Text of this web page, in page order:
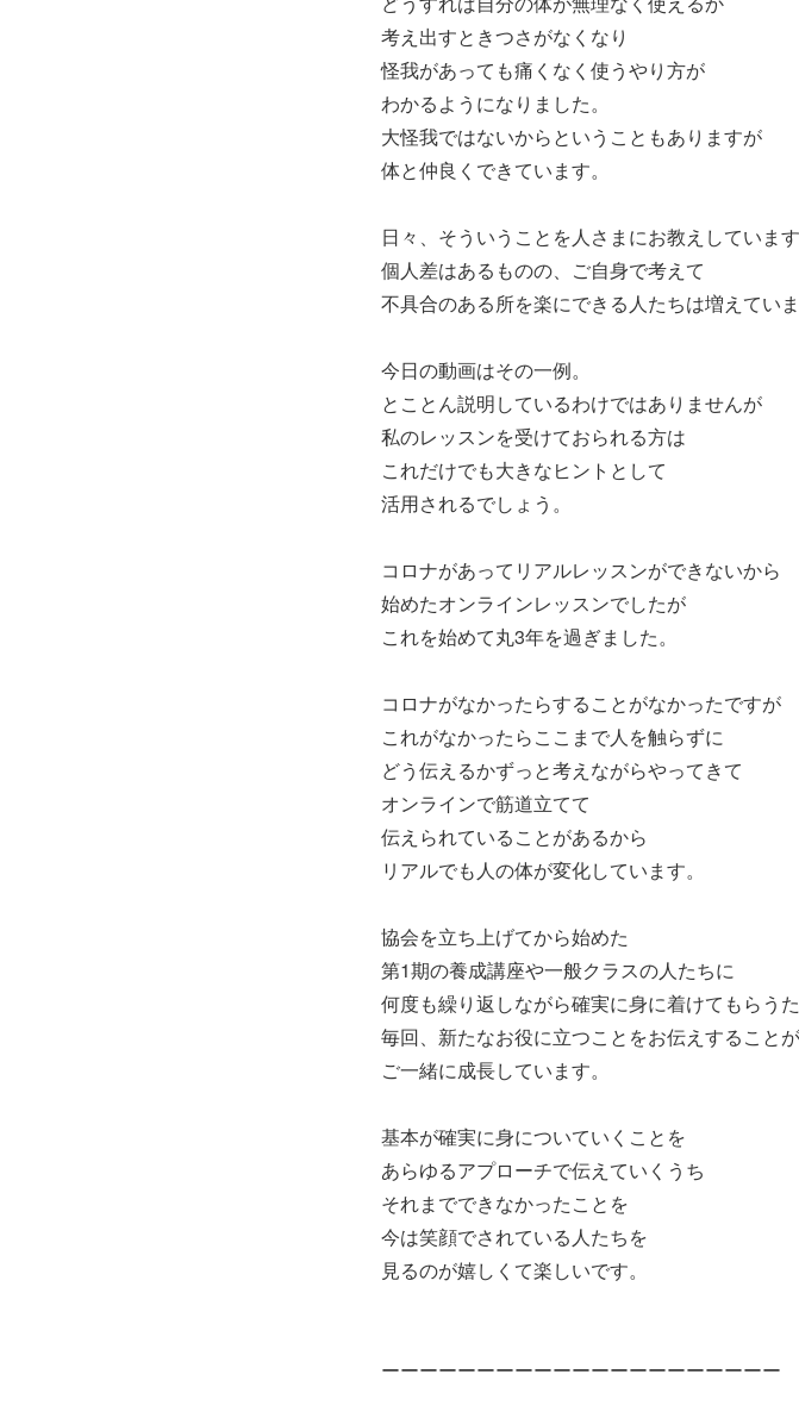
考え出すときつさがなくなり
怪我があっても痛くなく使うやり方が
わかるようになりました。
大怪我ではないからということもありますが
体と仲良くできています。
日々、そういうことを人さまにお教えしていま
個人差はあるものの、ご自身で考えて
不具合のある所を楽にできる人たちは増えていま
今日の動画はその一例。
とことん説明しているわけではありませんが
私のレッスンを受けておられる方は
これだけでも大きなヒントとして
活用されるでしょう。
コロナがあってリアルレッスンができないから
始めたオンラインレッスンでしたが
これを始めて丸3年を過ぎました。
コロナがなかったらすることがなかったですが
これがなかったらここまで人を触らずに
どう伝えるかずっと考えながらやってきて
オンラインで筋道立てて
伝えられていることがあるから
リアルでも人の体が変化しています。
協会を立ち上げてから始めた
第1期の養成講座や一般クラスの人たちに
何度も繰り返しながら確実に身に着けてもらう
毎回、新たなお役に立つことをお伝えすること
ご一緒に成長しています。
基本が確実に身についていくことを
あらゆるアプローチで伝えていくうち
それまでできなかったことを
今は笑顔でされている人たちを
見るのが嬉しくて楽しいです。
ーーーーーーーーーーーーーーーーーーーーー